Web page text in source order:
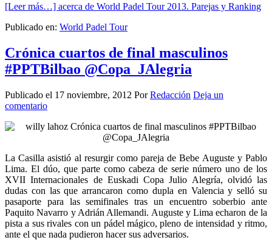
[Leer más…] acerca de World Padel Tour 2013. Parejas y Ranking
Publicado en: World Padel Tour
Crónica cuartos de final masculinos
#PPTBilbao @Copa_JAlegria
Publicado el 17 noviembre, 2012 PorRedacción Deja un
comentario
La Casilla asistió al resurgir como pareja de Bebe Auguste y Pablo
Lima. El dúo, que parte como cabeza de serie número uno de los
XVII Internacionales de Euskadi Copa Julio Alegría, olvidó las
dudas con las que arrancaron como dupla en Valencia y selló su
pasaporte para las semifinales tras un encuentro soberbio ante
Paquito Navarro y Adrián Allemandi. Auguste y Lima echaron de la
pista a sus rivales con un pádel mágico, pleno de intensidad y ritmo,
ante el que nada pudieron hacer sus adversarios.